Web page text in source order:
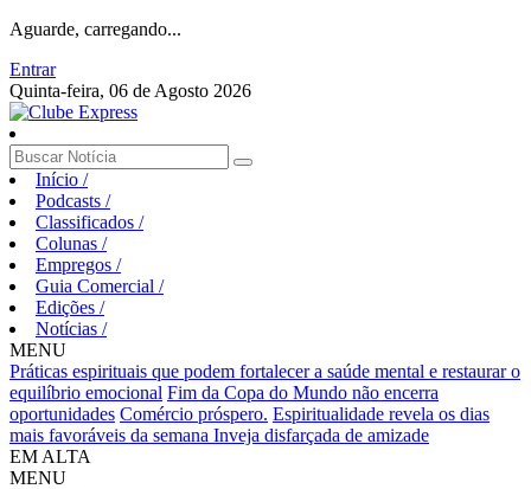
Aguarde, carregando...
Entrar
Quinta-feira, 06 de Agosto 2026
Início /
Podcasts /
Classificados /
Colunas /
Empregos /
Guia Comercial /
Edições /
Notícias /
MENU
Práticas espirituais que podem fortalecer a saúde mental e restaurar o
equilíbrio emocional Fim da Copa do Mundo não encerra
oportunidades Comércio próspero. Espiritualidade revela os dias
mais favoráveis da semana Inveja disfarçada de amizade
EM ALTA
MENU